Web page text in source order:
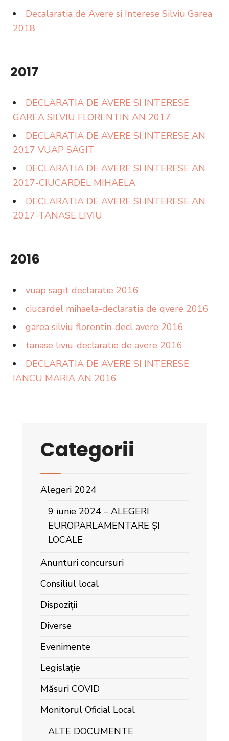
Decalaratia de Avere si Interese Silviu Garea
2018
2017
DECLARATIA DE AVERE SI INTERESE
GAREA SILVIU FLORENTIN AN 2017
DECLARATIA DE AVERE SI INTERESE AN
2017 VUAP SAGIT
DECLARATIA DE AVERE SI INTERESE AN
2017-CIUCARDEL MIHAELA
DECLARATIA DE AVERE SI INTERESE AN
2017-TANASE LIVIU
2016
vuap sagit declaratie 2016
ciucardel mihaela-declaratia de qvere 2016
garea silviu florentin-decl avere 2016
tanase liviu-declaratie de avere 2016
DECLARATIA DE AVERE SI INTERESE
IANCU MARIA AN 2016
Categorii
Alegeri 2024
9 iunie 2024 – ALEGERI
EUROPARLAMENTARE ȘI
LOCALE
Anunturi concursuri
Consiliul local
Dispoziții
Diverse
Evenimente
Legislație
Măsuri COVID
Monitorul Oficial Local
ALTE DOCUMENTE